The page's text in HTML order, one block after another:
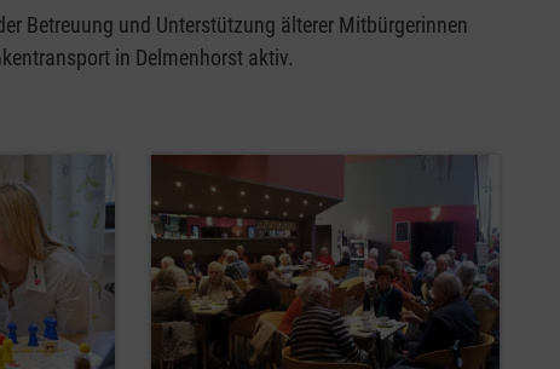
Betreuung und Unterstützung älterer Mitbürgerinnen
in Delmenhorst aktiv.